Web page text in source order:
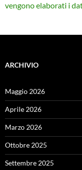
vengono elaborati i
ARCHIVIO
Maggio 2026
Aprile 2026
Marzo 2026
Ottobre 2025
Settembre 2025